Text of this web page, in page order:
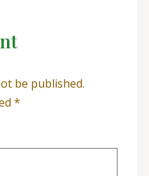
be published.
*